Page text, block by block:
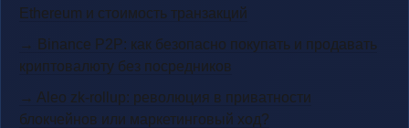
Ethereum и стоимость транзакций
→ Binance P2P: как безопасно покупать и продавать
криптовалюту без посредников
→ Aleo zk-rollup: революция в приватности
блокчейнов или маркетинговый ход?